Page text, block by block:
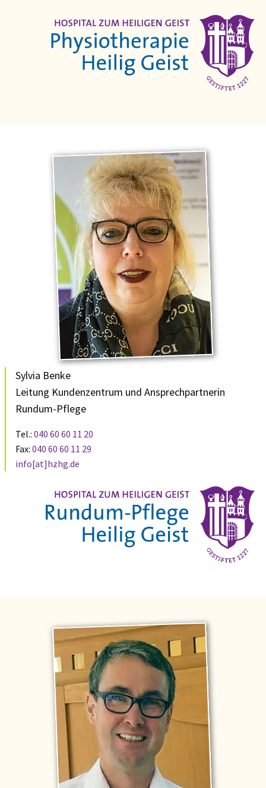
Sylvia Benke
Leitung Kundenzentrum und Ansprechpartnerin
Rundum-Pflege
Tel.: 040 60 60 11 20
Fax: 040 60 60 11 29
info[at]hzhg.de